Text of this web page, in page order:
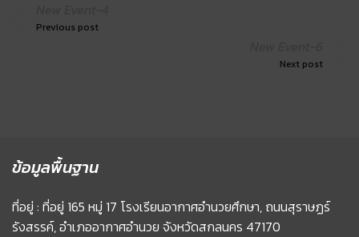
Previous post
Next post
ข้อมูลพื้นฐาน
ที่อยู่ : ที่อยู่ 165 หมู่ 17 โรงเรียนอากาศอำนวยศึกษา, ถนนสุราษฏร์
รังสรรค์, อำเภออากาศอำนวย จังหวัดสกลนคร 47170